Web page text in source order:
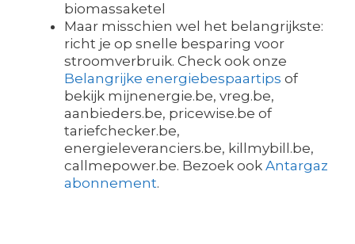
biomassaketel
Maar misschien wel het belangrijkste:
richt je op snelle besparing voor
stroomverbruik. Check ook onze
Belangrijke energiebespaartips of
bekijk mijnenergie.be, vreg.be,
aanbieders.be, pricewise.be of
tariefchecker.be,
energieleveranciers.be, killmybill.be,
callmepower.be. Bezoek ook Antargaz
abonnement.